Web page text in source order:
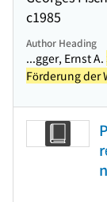
c1985
Author Heading
...gger, Ernst A.
Förderung der